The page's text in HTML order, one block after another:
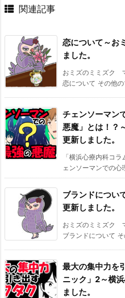
関連記事
恋について～お
ました。
おミズのミミズク
恋について その他
チェンソーマン
悪魔」とは！？
更新しました。
「横浜心療内科コ
ェンソーマンでの
ブランドについ
更新しました。
おミズのミミズク
ブランドについて
最大の集中力を
ニック」2～横
ました。